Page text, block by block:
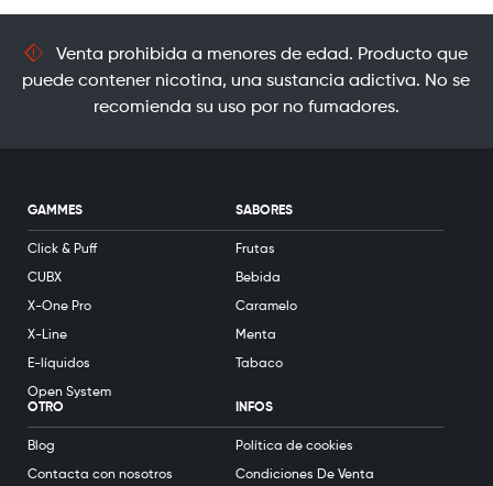
Venta prohibida a menores de edad. Producto que
puede contener nicotina, una sustancia adictiva. No se
recomienda su uso por no fumadores.
GAMMES
Click & Puff
CUBX
X-One Pro
X-Line
E-líquidos
Open System
SABORES
Frutas
Bebida
Caramelo
Menta
Tabaco
OTRO
Blog
Contacta con nosotros
INFOS
Política de cookies
Condiciones De Venta